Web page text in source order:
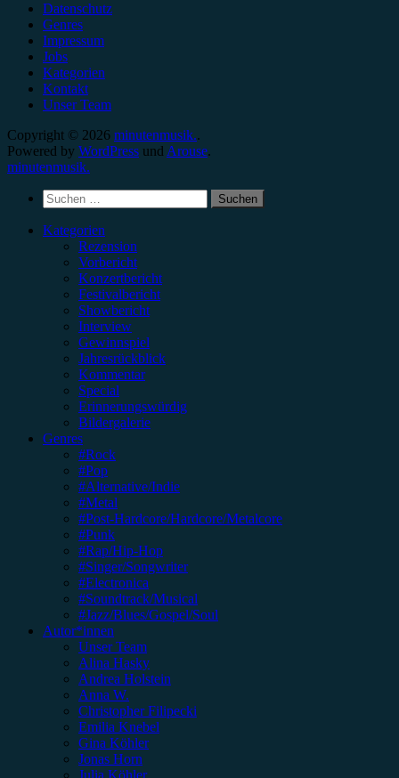
Datenschutz
Genres
Impressum
Jobs
Kategorien
Kontakt
Unser Team
Copyright © 2026 minutenmusik..
Powered by WordPress und Arouse.
minutenmusik.
Suchen
nach:
Kategorien
Rezension
Vorbericht
Konzertbericht
Festivalbericht
Showbericht
Interview
Gewinnspiel
Jahresrückblick
Kommentar
Special
Erinnerungswürdig
Bildergalerie
Genres
#Rock
#Pop
#Alternative/Indie
#Metal
#Post-Hardcore/Hardcore/Metalcore
#Punk
#Rap/Hip-Hop
#Singer/Songwriter
#Electronica
#Soundtrack/Musical
#Jazz/Blues/Gospel/Soul
Autor*innen
Unser Team
Alina Hasky
Andrea Holstein
Anna W.
Christopher Filipecki
Emilia Knebel
Gina Köhler
Jonas Horn